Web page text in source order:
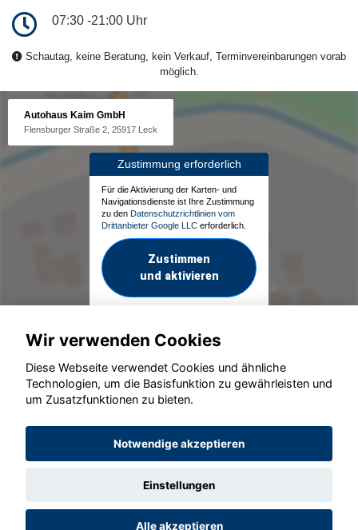
07:30 -21:00 Uhr
Schautag, keine Beratung, kein Verkauf, Terminvereinbarungen vorab
möglich.
Autohaus Kaim GmbH
Flensburger Straße 2, 25917 Leck
Zustimmung erforderlich
Für die Aktivierung der Karten- und
Navigationsdienste ist Ihre Zustimmung
zu den Datenschutzrichtlinien vom
Drittanbieter Google LLC erforderlich.
Zustimmen
und aktivieren
© konjunkturmotor.de GmbH 2020 - 2026
Wir verwenden Cookies
Diese Webseite verwendet Cookies und ähnliche
Technologien, um die Basisfunktion zu gewährleisten und
um Zusatzfunktionen zu bieten.
Notwendige akzeptieren
Einstellungen
Alle akzeptieren